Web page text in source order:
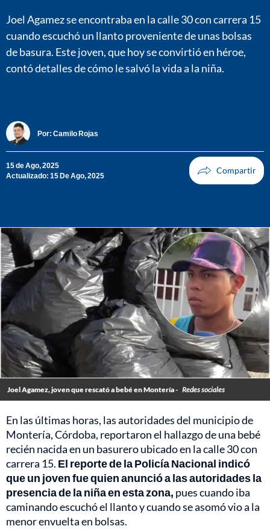
Joel Agamez se encontraba en la calle 30 con carrera 15
cuando escuchó un llanto proveniente de unas bolsas
de basura. Este joven, que hoy se convirtió en héroe,
contó detalles de cómo le salvó la vida a la niña.
Por: Camilo Rojas
15 de Ago, 2025
Actualizado: 15 De Ago, 2025
Joel Agamez, joven que rescató a bebé en Montería - Redes sociales
En las últimas horas, las autoridades del municipio de
Montería, Córdoba, reportaron el hallazgo de una bebé
recién nacida en un basurero ubicado en la calle 30 con
carrera 15. El reporte de la Policía Nacional indicó
que un joven fue quien anunció a las autoridades la
presencia de la niña en esta zona, pues cuando iba
caminando escuchó el llanto y cuando se asomó vio a la
menor envuelta en bolsas.